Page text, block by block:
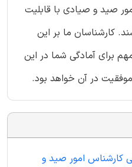
صید و صیادی با قابلیت
کارشناسان ما بر این
برای آمادگی شما در این
در آن خواهد بود.
کارشناس امور صید و